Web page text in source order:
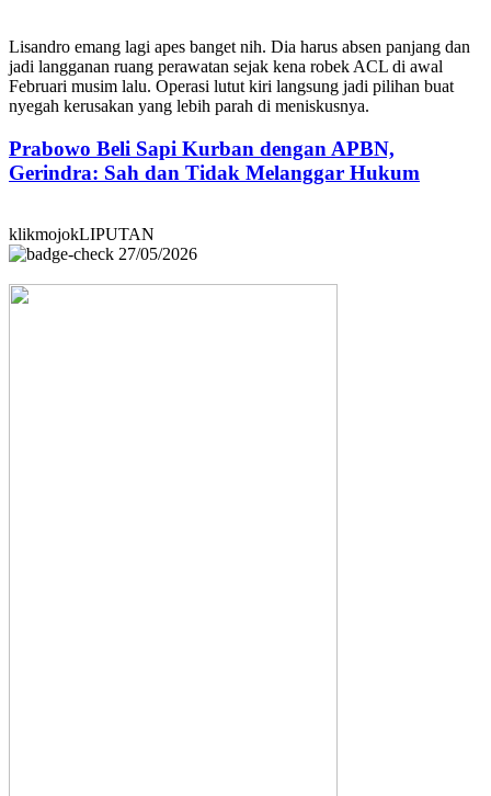
Lisandro emang lagi apes banget nih. Dia harus absen panjang dan
jadi langganan ruang perawatan sejak kena robek ACL di awal
Februari musim lalu. Operasi lutut kiri langsung jadi pilihan buat
nyegah kerusakan yang lebih parah di meniskusnya.
Prabowo Beli Sapi Kurban dengan APBN,
Gerindra: Sah dan Tidak Melanggar Hukum
klikmojokLIPUTAN
27/05/2026